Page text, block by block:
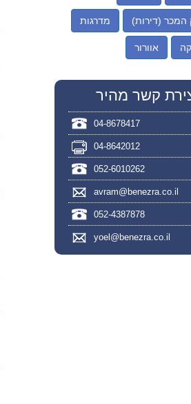
המכר (דירות) מדרגות
אוורור
קשר מהיר
04-8678417
04-8642012
052-6010262
avram@benezra.co.il
052-4387878
yoel@benezra.co.il